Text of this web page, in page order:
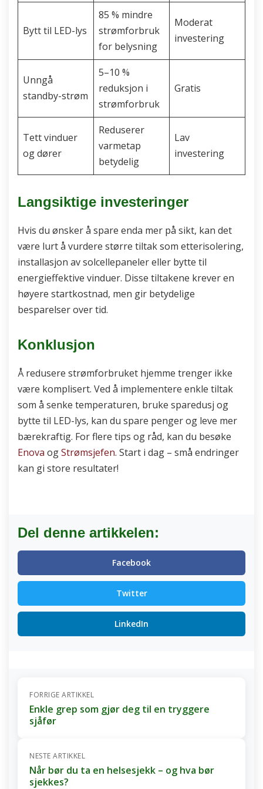
Bytt til LED-lys
85 % mindre
strømforbruk
for belysning
Moderat
investering
Unngå
standby-strøm
5–10 %
reduksjon i
strømforbruk
Gratis
Tett vinduer
og dører
Reduserer
varmetap
betydelig
Lav
investering
Langsiktige investeringer
Hvis du ønsker å spare enda mer på sikt, kan det
være lurt å vurdere større tiltak som etterisolering,
installasjon av solcellepaneler eller bytte til
energieffektive vinduer. Disse tiltakene krever en
høyere startkostnad, men gir betydelige
besparelser over tid.
Konklusjon
Å redusere strømforbruket hjemme trenger ikke
være komplisert. Ved å implementere enkle tiltak
som å senke temperaturen, bruke sparedusj og
bytte til LED-lys, kan du spare penger og leve mer
bærekraftig. For flere tips og råd, kan du besøke
Enova ogStrømsjefen. Start i dag – små endringer
kan gi store resultater!
Del denne artikkelen:
Facebook
Twitter
LinkedIn
FORRIGE ARTIKKEL
Enkle grep som gjør deg til en tryggere
sjåfør
NESTE ARTIKKEL
Når bør du ta en helsesjekk – og hva bør
sjekkes?